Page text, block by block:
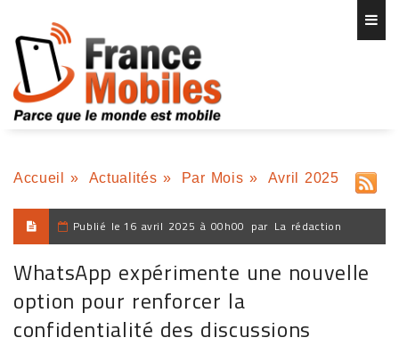
Accueil » Actualités » Par Mois » Avril 2025
Publié le 16 avril 2025 à 00h00 par La rédaction
WhatsApp expérimente une nouvelle
option pour renforcer la
confidentialité des discussions